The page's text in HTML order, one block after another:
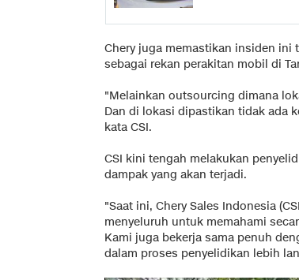
Chery juga memastikan insiden ini
sebagai rekan perakitan mobil di
"Melainkan outsourcing dimana
Dan di lokasi dipastikan tidak ada
kata CSI.
CSI kini tengah melakukan
dampak yang akan terjadi.
"Saat ini, Chery Sales Indonesia
menyeluruh untuk memahami
Kami juga bekerja sama penuh
dalam proses penyelidikan lebih